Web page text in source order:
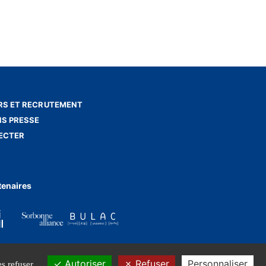
Autoriser Refuser Personnaliser
ET RECRUTEMENT
PRESSE